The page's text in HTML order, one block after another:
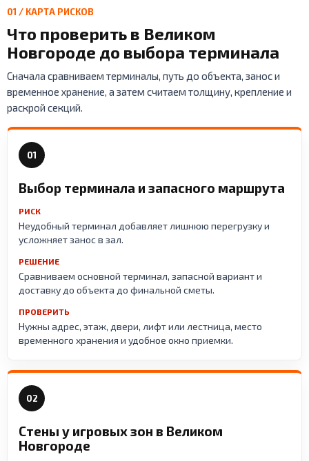
01 / КАРТА РИСКОВ
Что проверить в Великом
Новгороде до выбора терминала
Сначала сравниваем терминалы, путь до объекта, занос и
временное хранение, а затем считаем толщину, крепление и
раскрой секций.
01
Выбор терминала и запасного маршрута
РИСК
Неудобный терминал добавляет лишнюю перегрузку и
усложняет занос в зал.
РЕШЕНИЕ
Сравниваем основной терминал, запасной вариант и
доставку до объекта до финальной сметы.
ПРОВЕРИТЬ
Нужны адрес, этаж, двери, лифт или лестница, место
временного хранения и удобное окно приемки.
02
Стены у игровых зон в Великом
Новгороде